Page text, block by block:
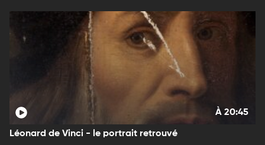
À 20:45
Léonard de Vinci - le portrait retrouvé